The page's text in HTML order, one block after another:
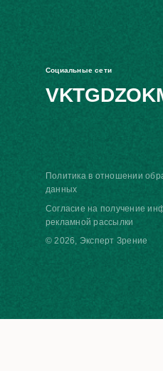
Социальные сети
VKTGDZOK
Политика в отношении
данных
Согласие на получение
рекламной рассылки
© 2026, Эксперт Зрение